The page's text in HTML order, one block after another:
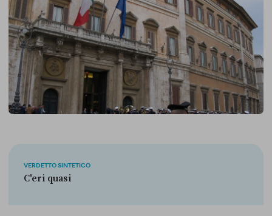
VERDETTO SINTETICO
C'eri quasi